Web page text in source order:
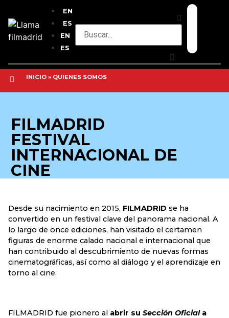
EN
ES
EN
ES
INICIO » QUIENES SOMOS
FILMADRID
FESTIVAL
INTERNACIONAL DE
CINE
Desde su nacimiento en 2015, FILMADRID se ha
convertido en un festival clave del panorama nacional. A
lo largo de once ediciones, han visitado el certamen
figuras de enorme calado nacional e internacional que
han contribuido al descubrimiento de nuevas formas
cinematográficas, así como al diálogo y el aprendizaje en
torno al cine.
FILMADRID fue pionero al abrir su Sección Oficiala